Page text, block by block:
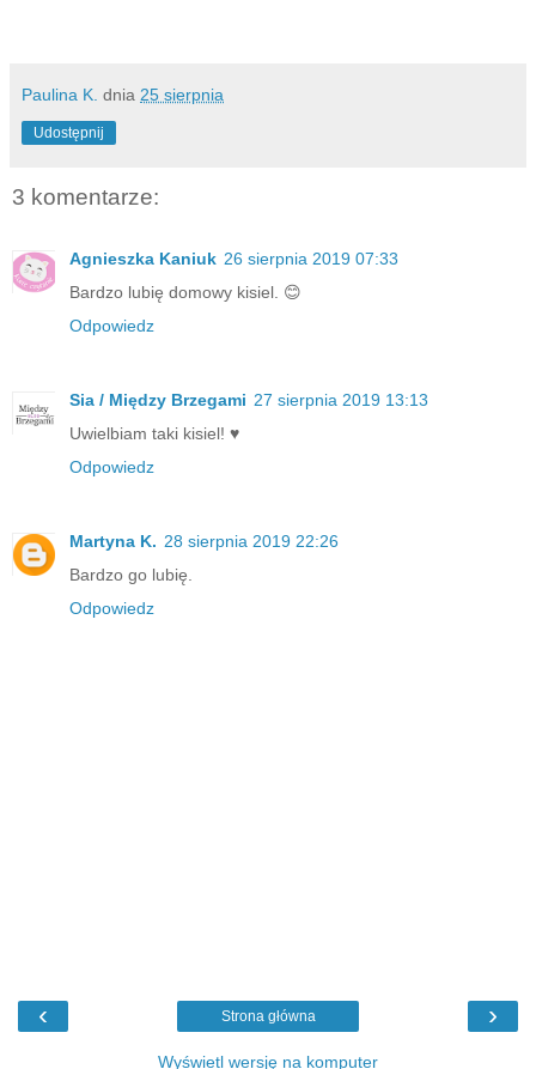
Paulina K. dnia 25 sierpnia
Udostępnij
3 komentarze:
Agnieszka Kaniuk 26 sierpnia 2019 07:33
Bardzo lubię domowy kisiel. 😊
Odpowiedz
Sia / Między Brzegami 27 sierpnia 2019 13:13
Uwielbiam taki kisiel! ♥
Odpowiedz
Martyna K. 28 sierpnia 2019 22:26
Bardzo go lubię.
Odpowiedz
‹ ›
Strona główna
Wyświetl wersję na komputer